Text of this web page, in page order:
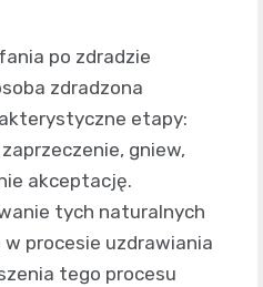
po zdradzie
zdradzona
etapy:
gniew,
akceptację.
tych naturalnych
procesie uzdrawiania
tego procesu